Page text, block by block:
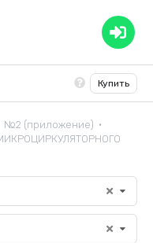
Купить
№2 (приложение) •